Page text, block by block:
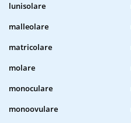
lunisolare
malleolare
matricolare
molare
monoculare
monoovulare